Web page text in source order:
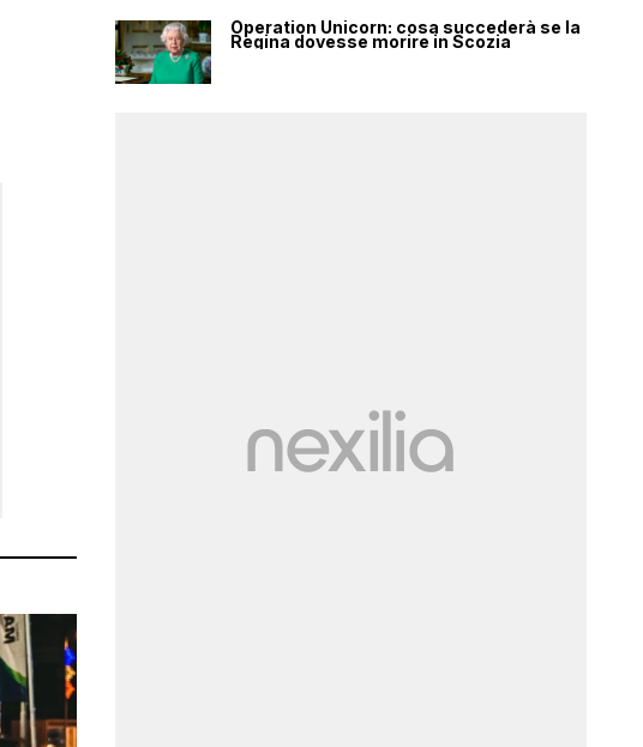
Operation Unicorn: cosa succederà se la
Regina dovesse morire in Scozia